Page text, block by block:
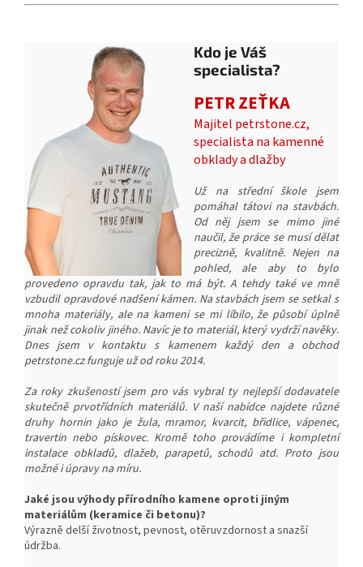
Kdo je Váš
specialista?
PETR ZEŤKA
Majitel petrstone.cz,
specialista na kamenné
obklady a dlažby
Už na střední škole jsem
pomáhal tátovi na stavbách.
Od něj jsem se mimo jiné
naučil, že práce se musí dělat
precizně, kvalitně. Nejen na
pohled, ale aby to bylo
provedeno opravdu tak, jak to má být. A tehdy také ve mně
vzbudil opravdové nadšení kámen. Na stavbách jsem se setkal s
mnoha materiály, ale na kameni se mi líbilo, že působí úplně
jinak než cokoliv jiného. Navíc je to materiál, který vydrží navěky.
Dnes jsem v kontaktu s kamenem každý den a obchod
petrstone.cz funguje už od roku 2014.
Za roky zkušeností jsem pro vás vybral ty nejlepší dodavatele
skutečně prvotřídních materiálů. V naší nabídce najdete různé
druhy hornin jako je žula, mramor, kvarcit, břidlice, vápenec,
travertin nebo pískovec. Kromě toho provádíme i kompletní
instalace obkladů, dlažeb, parapetů, schodů atd. Proto jsou
možné i úpravy na míru.
Jaké jsou výhody přírodního kamene oproti jiným
materiálům (keramice či betonu)?
Výrazně delší životnost, pevnost, otěruvzdornost a snazší
údržba.